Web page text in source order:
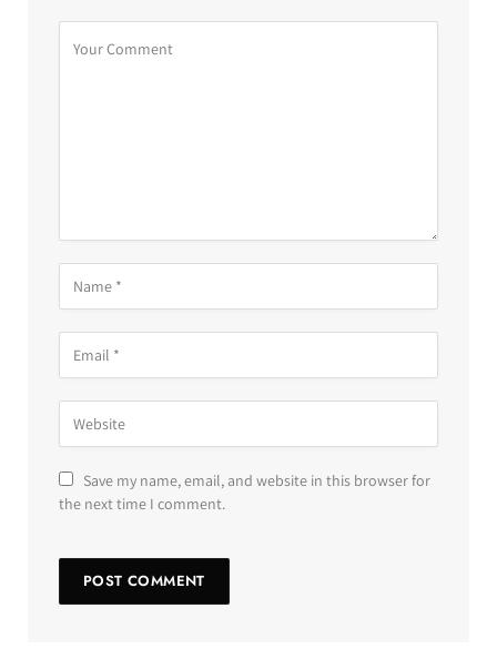
Save my name, email, and website in this browser for
the next time I comment.